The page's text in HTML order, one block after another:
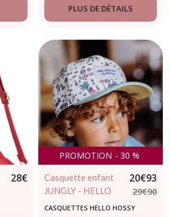
PLUS DE DÉTAILS
28€
PROMOTION - 30 %
Casquette enfant
JUNGLY - HELLO
HOSSY - 2 / 5 ans
20€93
29€90
CASQUETTES HELLO HOSSY